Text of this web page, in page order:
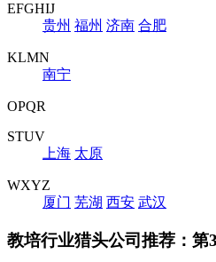
EFGHIJ
贵州 福州 济南 合肥
KLMN
南宁
OPQR
STUV
上海 太原
WXYZ
厦门 芜湖 西安 武汉
教培行业猎头公司推荐：第